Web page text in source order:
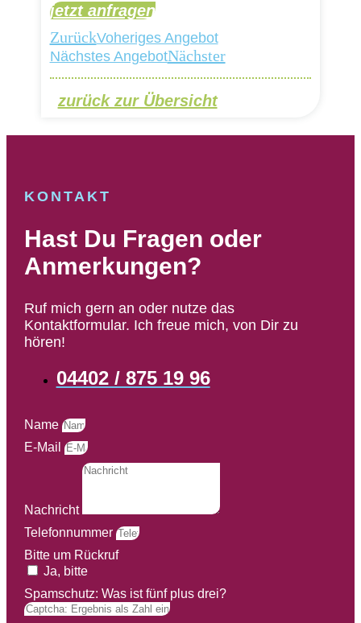
jetzt anfragen
ZurückVoheriges Angebot
Nächstes AngebotNächster
zurück zur Übersicht
KONTAKT
Hast Du Fragen oder
Anmerkungen?
Ruf mich gern an oder nutze das
Kontaktformular. Ich freue mich, von Dir zu
hören!
04402 / 875 19 96
Name
E-Mail
Nachricht
Telefonnummer
Bitte um Rückruf
Ja, bitte
Spamschutz: Was ist fünf plus drei?